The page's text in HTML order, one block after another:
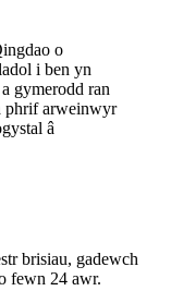
o
i ben yn
gymerodd ran
phrif arweinwyr
â
brisiau, gadewch
fewn 24 awr.